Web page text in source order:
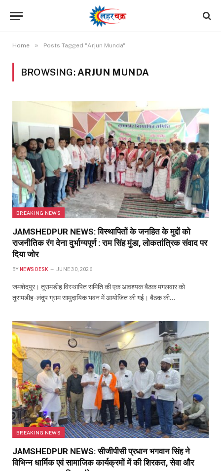
Home » Posts Tagged "Arjun Munda"
BROWSING: ARJUN MUNDA
BREAKING NEWS
JAMSHEDPUR NEWS: विस्थापितों के जनहित के मुद्दों को
राजनीतिक रंग देना दुर्भाग्यपूर्ण : राम सिंह मुंडा, लोकतांत्रिक संवाद पर
दिया जोर
BY NEWS DESK JUNE 30, 2026
जमशेदपुर। तूरामडीह विस्थापित समिति की एक आवश्यक बैठक मंगलवार को
तूरामडीह-लंदुप ग्राम सामुदायिक भवन में आयोजित की गई। बैठक की…
BREAKING NEWS
JAMSHEDPUR NEWS: सीजीपीसी प्रधान भगवान सिंह ने
विभिन्न धार्मिक एवं सामाजिक कार्यक्रमों में की शिरकत, सेवा और